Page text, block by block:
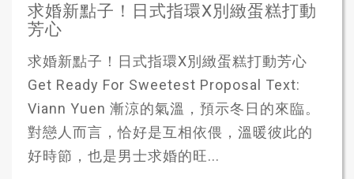
求婚新點子！日式指環X別緻蛋糕打動
芳心
求婚新點子！日式指環X別緻蛋糕打動芳心
Get Ready For Sweetest Proposal Text:
Viann Yuen 漸涼的氣溫，預示冬日的來臨。
對戀人而言，恰好是互相依偎，溫暖彼此的
好時節，也是男士求婚的旺...